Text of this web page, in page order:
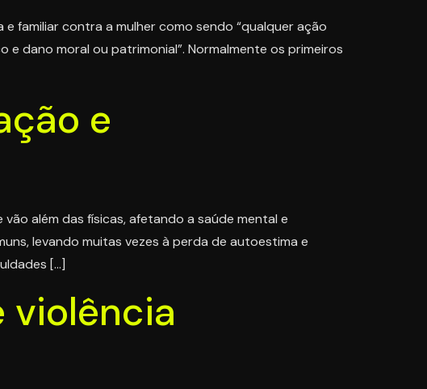
familiar contra a mulher como sendo “qualquer ação
dano moral ou patrimonial”. Normalmente os primeiros
e
além das físicas, afetando a saúde mental e
levando muitas vezes à perda de autoestima e
[…]
violência